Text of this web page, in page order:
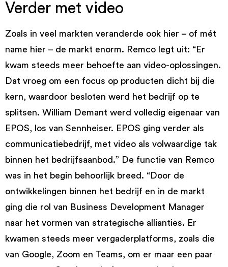
Verder met video
Zoals in veel markten veranderde ook hier – of mét
name hier – de markt enorm. Remco legt uit: “Er
kwam steeds meer behoefte aan video-oplossingen.
Dat vroeg om een focus op producten dicht bij die
kern, waardoor besloten werd het bedrijf op te
splitsen. William Demant werd volledig eigenaar van
EPOS, los van Sennheiser. EPOS ging verder als
communicatiebedrijf, met video als volwaardige tak
binnen het bedrijfsaanbod.” De functie van Remco
was in het begin behoorlijk breed. “Door de
ontwikkelingen binnen het bedrijf en in de markt
ging die rol van Business Development Manager
naar het vormen van strategische allianties. Er
kwamen steeds meer vergaderplatforms, zoals die
van Google, Zoom en Teams, om er maar een paar